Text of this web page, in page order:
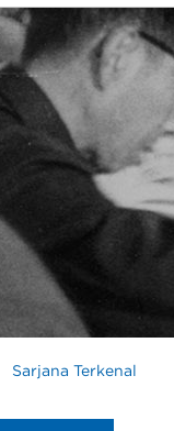
Sarjana Terkenal